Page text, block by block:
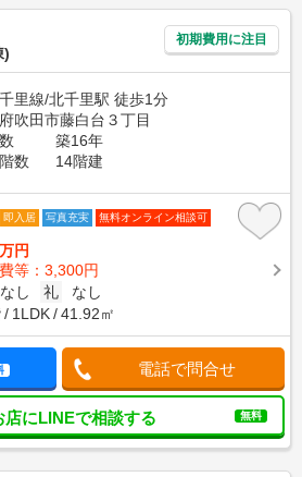
)
初期費用に注目
里線/北千里駅 徒歩1分
吹田市藤白台３丁目
築16年
数
14階建
即入居 写真充実 無料オンライン相談可
万円
等：3,300円
なし 礼
なし
1LDK 41.92㎡
電話で問合せ
店にLINEで相談する 無料